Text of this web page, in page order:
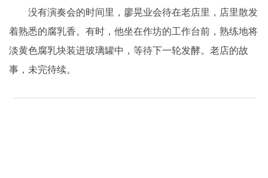
没有演奏会的时间里，廖晃业会待在老店里，店里散发
着熟悉的腐乳香。有时，他坐在作坊的工作台前，熟练地将
淡黄色腐乳块装进玻璃罐中，等待下一轮发酵。老店的故
事，未完待续。